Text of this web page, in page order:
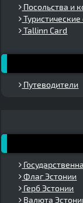
Посольства и
Tallinn Card
Путеводители
Флаг Эстонии
Герб Эстонии
Валюта